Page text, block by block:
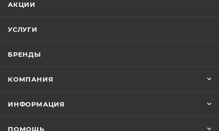
АКЦИИ
УСЛУГИ
БРЕНДЫ
КОМПАНИЯ
ИНФОРМАЦИЯ
ПОМОЩЬ